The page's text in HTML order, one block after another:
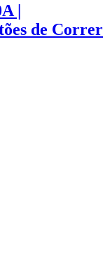
|
de Correr